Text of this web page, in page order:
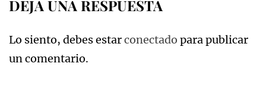
DEJA UNA RESPUESTA
Lo siento, debes estarconectado para publicar
un comentario.